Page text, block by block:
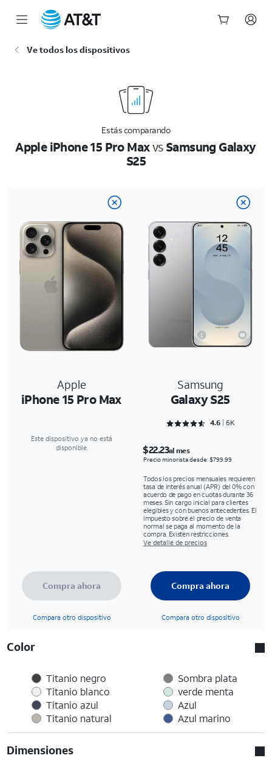
Ve todos los dispositivos
Estás comparando
Apple iPhone 15 Pro MaxvsSamsung Galaxy
S25
Apple
iPhone 15 Pro Max
Samsung
Galaxy S25
Rated 4.6352 out of 5
4.6 6K
Este dispositivo ya no está
disponible.
$22.23al mes
Precio minorista desde: $799.99
Todos los precios mensuales requieren
tasa de interés anual (APR) del 0% con
acuerdo de pago en cuotas durante 36
meses. Sin cargo inicial para clientes
elegibles y con buenos antecedentes. El
impuesto sobre el precio de venta
normal se paga al momento de la
compra. Existen restricciones.
Ve detalle de precios
Compra ahora
Compara otro dispositivo
Compra ahora
Compara otro dispositivo
Color
Titanio negro
Titanio blanco
Titanio azul
Titanio natural
Sombra plata
verde menta
Azul
Azul marino
Dimensiones